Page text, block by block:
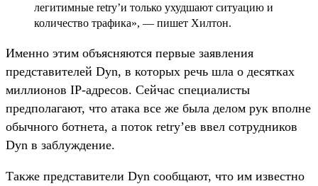
легитимные retry’и только ухудшают ситуацию и
количество трафика», — пишет Хилтон.
Именно этим объясняются первые заявления
представителей Dyn, в которых речь шла о десятках
миллионов IP-адресов. Сейчас специалисты
предполагают, что атака все же была делом рук вполне
обычного ботнета, а поток retry’ев ввел сотрудников
Dyn в заблуждение.
Также представители Dyn сообщают, что им известно